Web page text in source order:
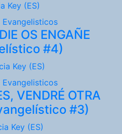
Key (ES)
Evangelisticos
OS ENGAÑE
#4)
Key (ES)
Evangelisticos
VENDRÉ OTRA
#3)
Key (ES)